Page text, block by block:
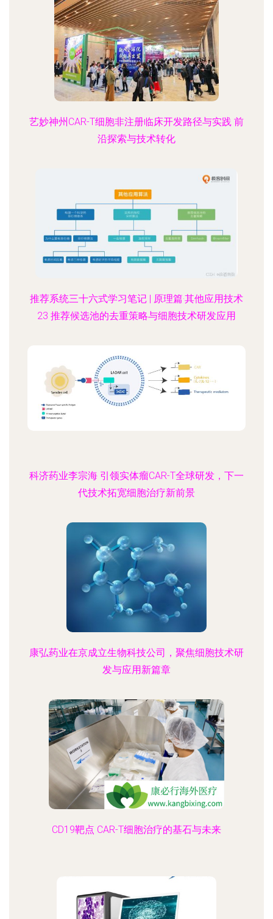
艺妙神州CAR-T细胞非注册临床开发路径与实践 前
沿探索与技术转化
推荐系统三十六式学习笔记 | 原理篇·其他应用技术
23 推荐候选池的去重策略与细胞技术研发应用
科济药业李宗海 引领实体瘤CAR-T全球研发，下一
代技术拓宽细胞治疗新前景
康弘药业在京成立生物科技公司，聚焦细胞技术研
发与应用新篇章
CD19靶点 CAR-T细胞治疗的基石与未来